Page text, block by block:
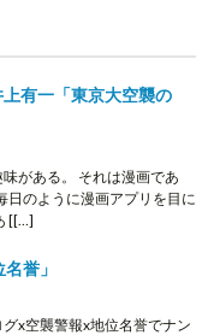
有一「東京大空襲の
がある。 それは漫画であ
日のように漫画アプリを目に
[[…]
誉」
x空襲警報x地位名誉でナン